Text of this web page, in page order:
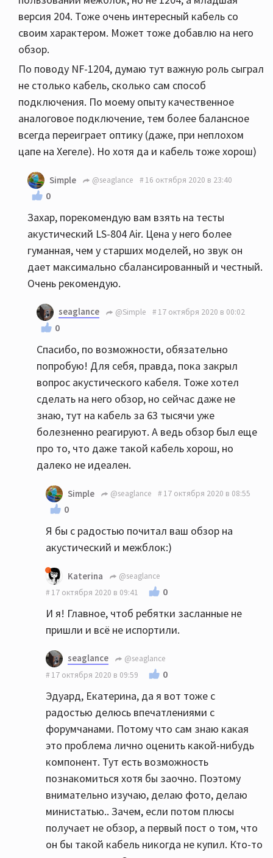
версия 204. Тоже очень интересный кабель со
своим характером. Может тоже добавлю на него
обзор.
По поводу NF-1204, думаю тут важную роль сыграл
не столько кабель, сколько сам способ
подключения. По моему опыту качественное
аналоговое подключение, тем более балансное
всегда переиграет оптику (даже, при неплохом
цапе на Хегеле). Но хотя да и кабель тоже хорош)
Simple @seaglance 16 октября 2020 в 23:40
0
Захар, порекомендую вам взять на тесты
акустический LS-804 Air. Цена у него более
гуманная, чем у старших моделей, но звук он
дает максимально сбалансированный и честный.
Очень рекомендую.
seaglance @Simple 17 октября 2020 в 00:02
0
Спасибо, по возможности, обязательно
попробую! Для себя, правда, пока закрыл
вопрос акустического кабеля. Тоже хотел
сделать на него обзор, но сейчас даже не
знаю, тут на кабель за 63 тысячи уже
болезненно реагируют. А ведь обзор был еще
про то, что даже такой кабель хорош, но
далеко не идеален.
Simple @seaglance 17 октября 2020 в 08:55
0
Я бы с радостью почитал ваш обзор на
акустический и межблок:)
Katerina
@seaglance
17 октября 2020 в 09:41
0
И я! Главное, чтоб ребятки засланные не
пришли и всё не испортили.
seaglance
@seaglance
17 октября 2020 в 09:59
0
Эдуард, Екатерина, да я вот тоже с
радостью делюсь впечатлениями с
форумчанами. Потому что сам знаю какая
это проблема лично оценить какой-нибудь
компонент. Тут есть возможность
познакомиться хотя бы заочно. Поэтому
внимательно изучаю, делаю фото, делаю
министатью.. Зачем, если потом плюсы
получает не обзор, а первый пост о том, что
он бы такой кабель никогда не купил. Кто-то